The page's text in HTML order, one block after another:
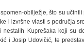
obilježje, što su
i izvršne vlasti s područja
Kuprešaka koji su
i Josip Udovičić, te